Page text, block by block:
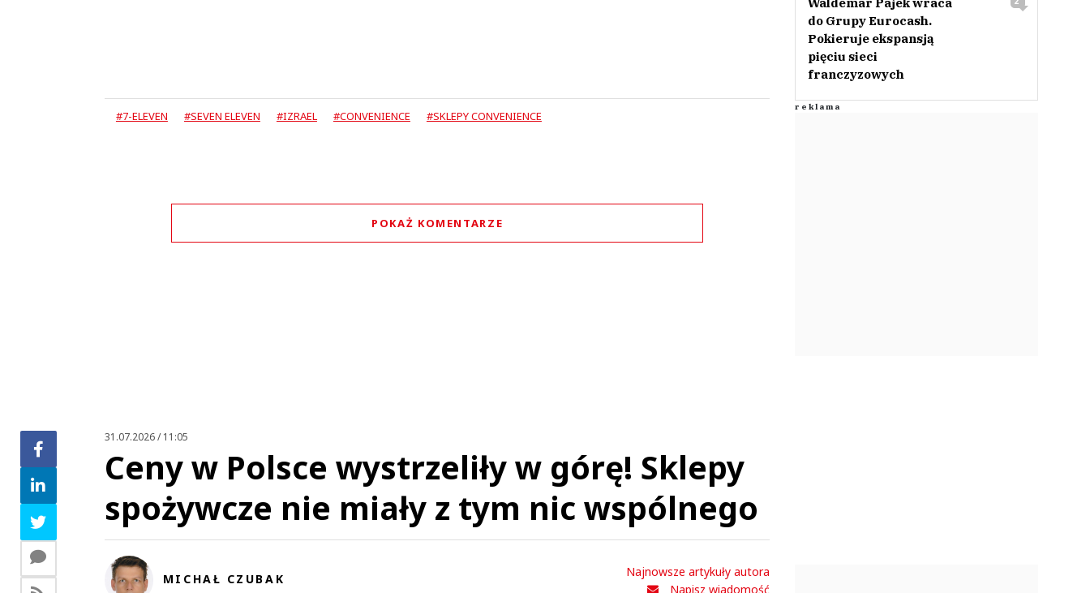
#7-ELEVEN #SEVEN ELEVEN #IZRAEL #CONVENIENCE #SKLEPY CONVENIENCE
POKAŻ KOMENTARZE
do Grupy Eurocash.
Pokieruje ekspansją
pięciu sieci
franczyzowych
31.07.2026 / 11:05
Ceny w Polsce wystrzeliły w górę! Sklepy
spożywcze nie miały z tym nic wspólnego
MICHAŁ CZUBAK
Najnowsze artykuły autora
Napisz wiadomość